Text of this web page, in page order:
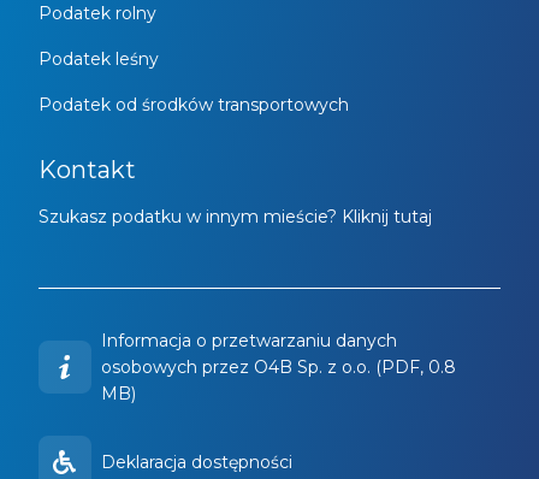
Podatek rolny
Podatek leśny
Podatek od środków transportowych
Kontakt
Szukasz podatku w innym mieście? Kliknij tutaj
Informacja o przetwarzaniu danych
osobowych przez O4B Sp. z o.o. (PDF, 0.8
MB)
Deklaracja dostępności